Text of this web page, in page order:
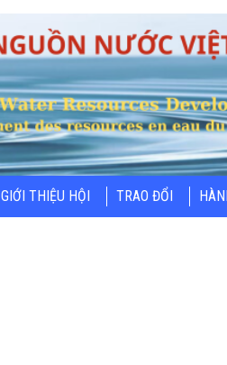
GIỚI THIỆU HỘI TRAO ĐỔI